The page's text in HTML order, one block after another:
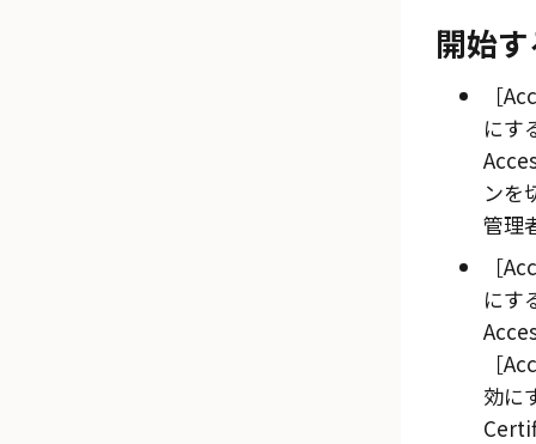
開始
にす
ンを
管理
にす
効に